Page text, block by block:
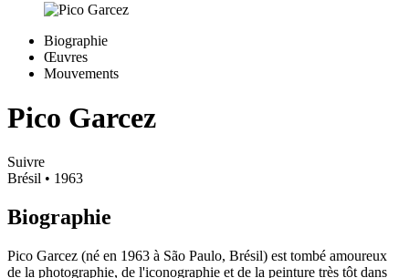
Biographie
Œuvres
Mouvements
Pico Garcez
Suivre
Brésil • 1963
Biographie
Pico Garcez (né en 1963 à São Paulo, Brésil) est tombé amoureux
de la photographie, de l'iconographie et de la peinture très tôt dans